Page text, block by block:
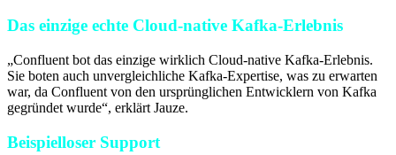
Das einzige echte Cloud-native Kafka-Erlebnis
„Confluent bot das einzige wirklich Cloud-native Kafka-Erlebnis.
Sie boten auch unvergleichliche Kafka-Expertise, was zu erwarten
war, da Confluent von den ursprünglichen Entwicklern von Kafka
gegründet wurde“, erklärt Jauze.
Beispielloser Support